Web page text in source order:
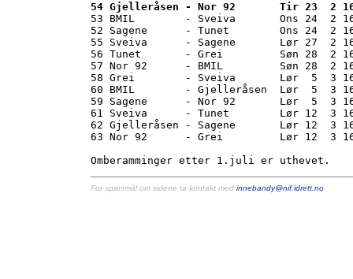
54 Gjelleråsen - Nor 92       Tir 23  2
53 BMIL        - Sveiva       Ons 24  2 16
52 Sagene      - Tunet        Ons 24  2 16
55 Sveiva      - Sagene       Lør 27  2 16
56 Tunet       - Grei         Søn 28  2 16
57 Nor 92      - BMIL         Søn 28  2 16
58 Grei        - Sveiva       Lør  5  3 16
60 BMIL        - Gjelleråsen  Lør  5  3 16
59 Sagene      - Nor 92       Lør  5  3 16
61 Sveiva      - Tunet        Lør 12  3 16
62 Gjelleråsen - Sagene       Lør 12  3
63 Nor 92      - Grei         Lør 12  3 16
For spørsmål om sidene ta kontakt med innebandy@nif.idrett.no